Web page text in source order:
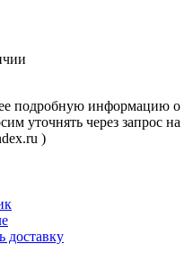
подробную информацию о
уточнять через запрос на
)
доставку